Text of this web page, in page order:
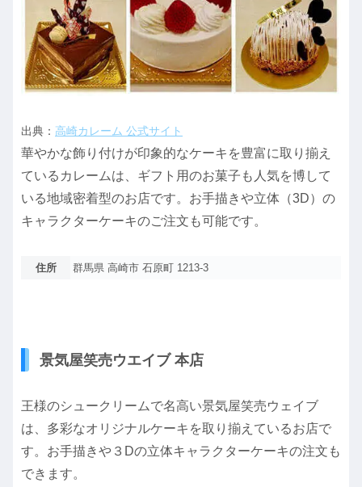
出典： 高崎カレーム 公式サイト
華やかな飾り付けが印象的なケーキを豊富に取り揃え
ているカレームは、ギフト用のお菓子も人気を博して
いる地域密着型のお店です。お手描きや立体（3D）の
キャラクターケーキのご注文も可能です。
住所 群馬県 高崎市 石原町 1213-3
景気屋笑売ウエイブ 本店
王様のシュークリームで名高い景気屋笑売ウェイブ
は、多彩なオリジナルケーキを取り揃えているお店で
す。お手描きや３Dの立体キャラクターケーキの注文も
できます。